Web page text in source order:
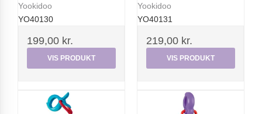
Yookidoo
YO40130
199,00 kr.
VIS PRODUKT
Yookidoo
YO40131
219,00 kr.
VIS PRODUKT